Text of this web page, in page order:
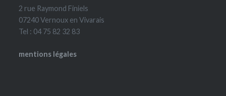
2 rue Raymond Finiels
07240 Vernoux en Vivarais
Tel : 04 75 82 32 83
mentions légales